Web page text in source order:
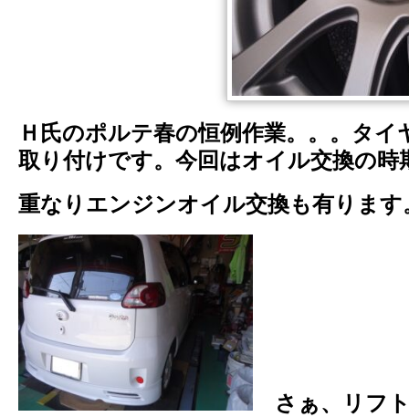
Ｈ氏のポルテ春の恒例作業。。。タ
取り付けです。今回はオイル交換の時
重なりエンジンオイル交換も有りま
さぁ、リフ